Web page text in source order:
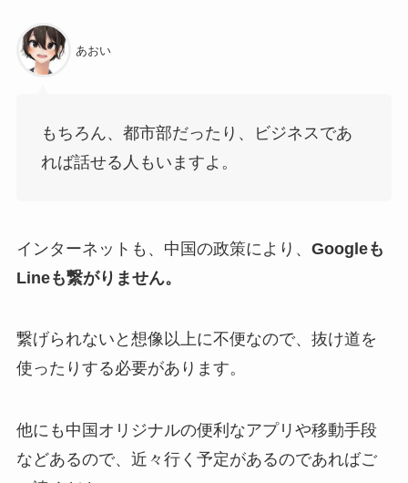
あおい
もちろん、都市部だったり、ビジネスであ
れば話せる人もいますよ。
インターネットも、中国の政策により、 Googleも
Lineも繋がりません。
繋げられないと想像以上に不便なので、抜け道を
使ったりする必要があります。
他にも中国オリジナルの便利なアプリや移動手段
などあるので、近々行く予定があるのであればご